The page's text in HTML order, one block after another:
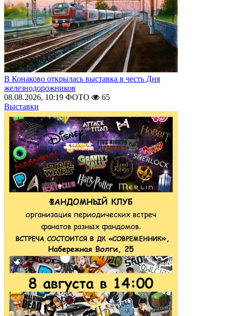
В Конаково открылась выставка в честь Дня
железнодорожников
08.08.2026, 10:19 ФОТО
65
Выставки